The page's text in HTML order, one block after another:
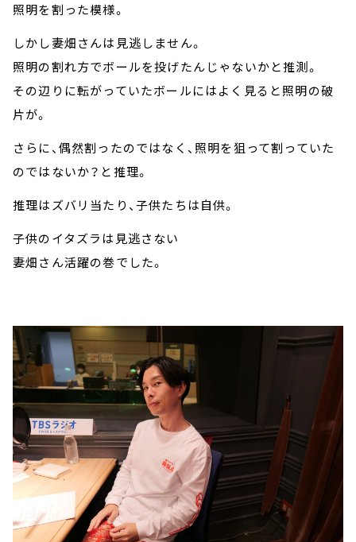
照明を割った模様。
しかし妻畑さんは見逃しません。
照明の割れ方でボールを投げたんじゃないかと推測。
その辺りに転がっていたボールにはよく見ると照明の破
片が。
さらに、偶然割ったのではなく、照明を狙って割っていた
のではないか？と推理。
推理はズバリ当たり、子供たちは自供。
子供のイタズラは見逃さない
妻畑さん活躍の巻でした。